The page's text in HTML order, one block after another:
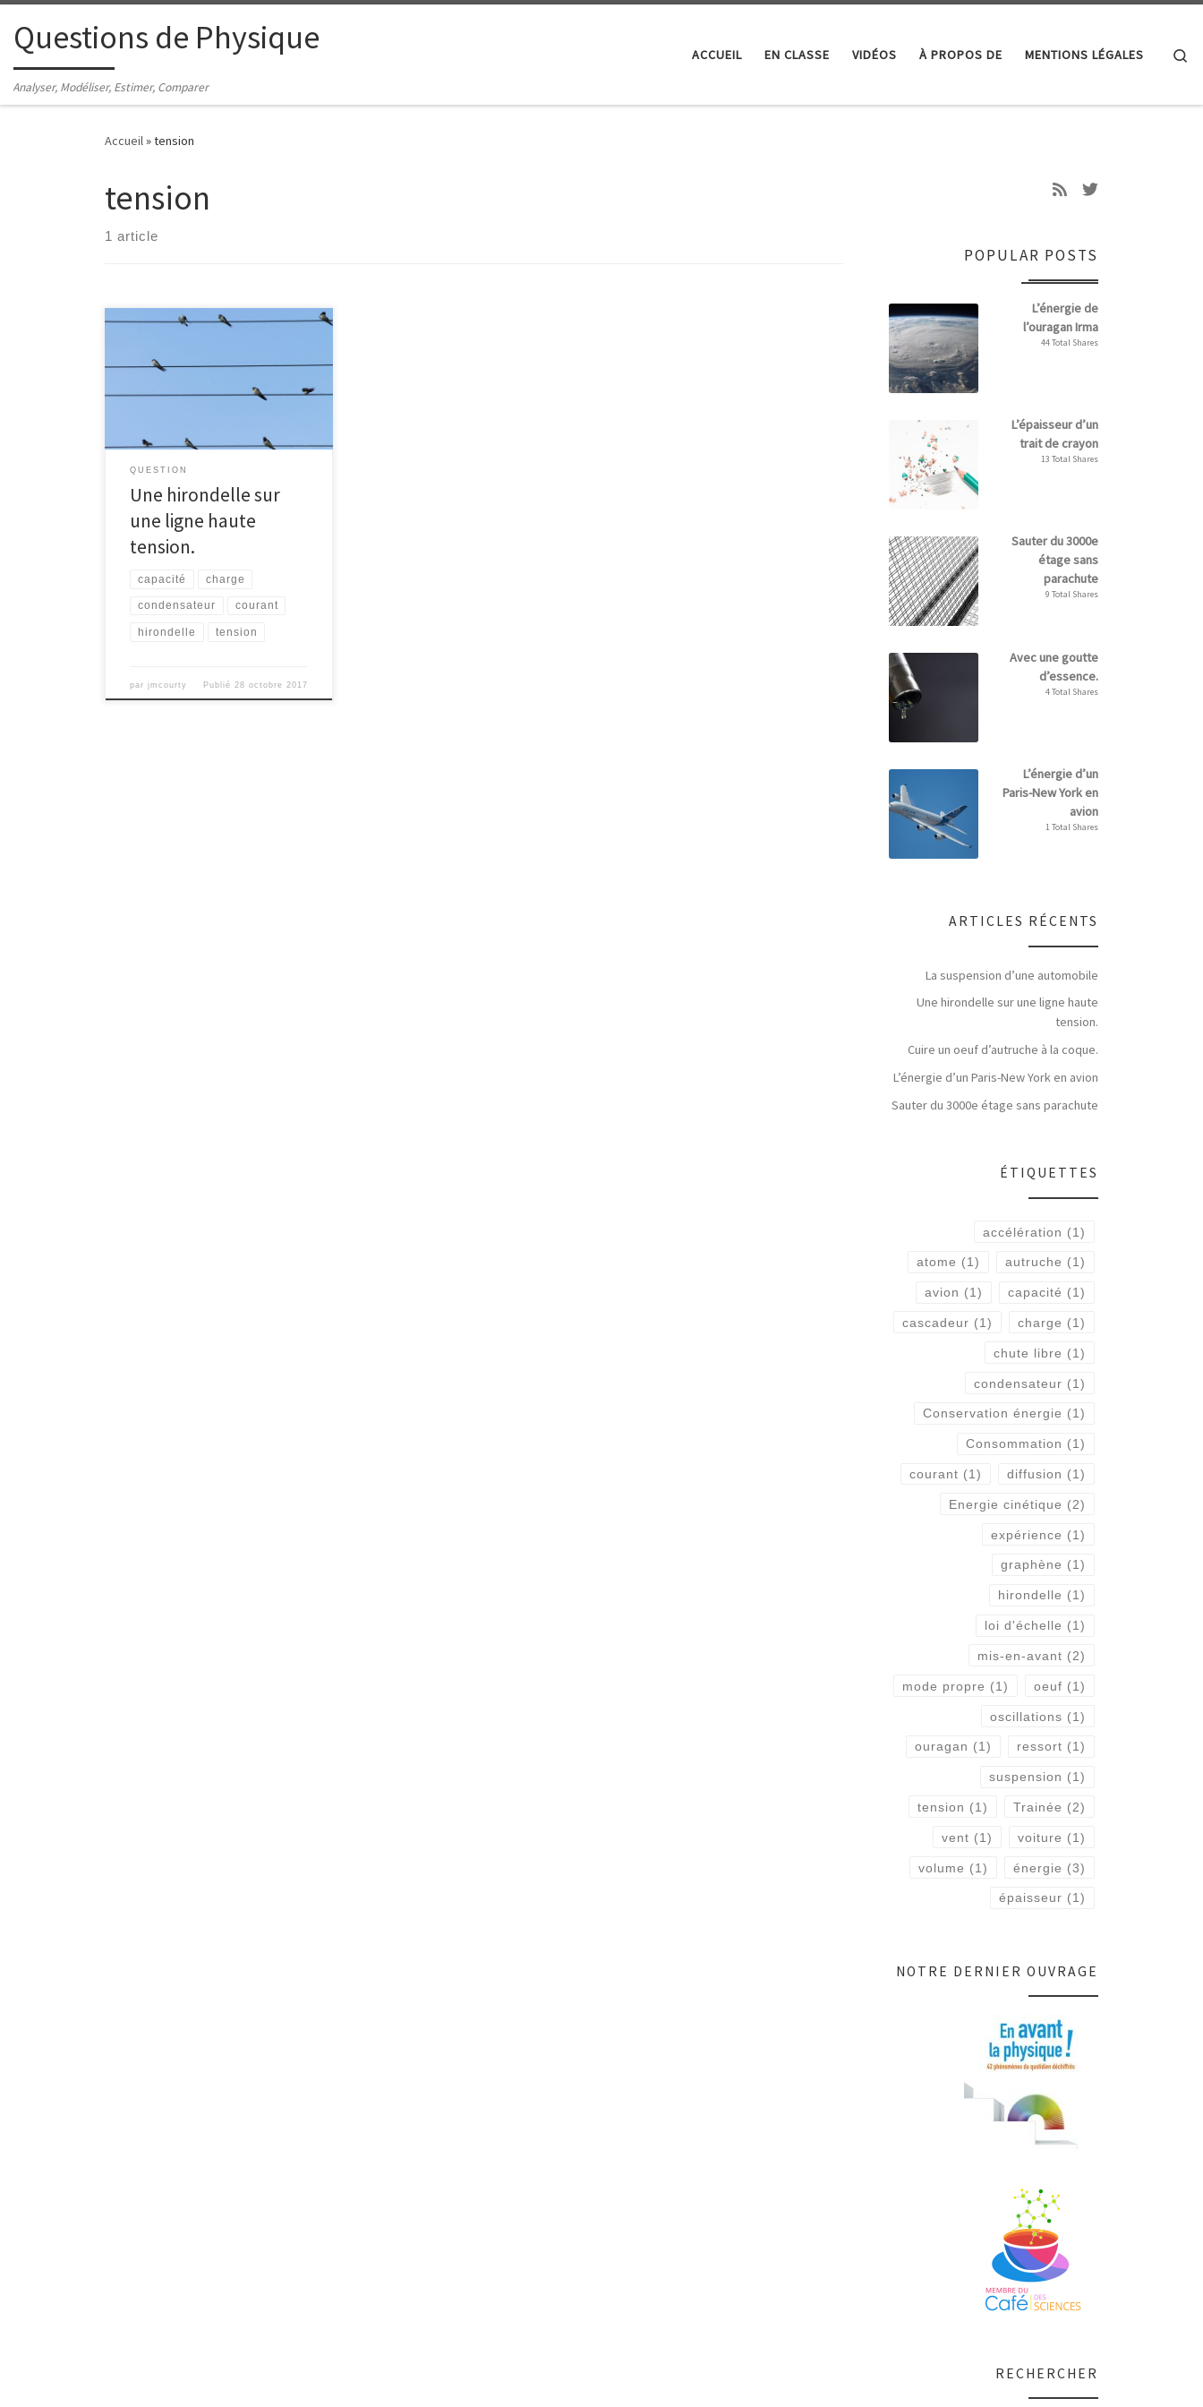
Passer au contenu
Questions de Physique
Analyser, Modéliser, Estimer, Comparer
ACCUEIL EN CLASSE VIDÉOS À PROPOS DE MENTIONS LÉGALES
Accueil»tension
tension
1 article
Quel courant électrique passe par les
une ligne électrique haute tension ?
QUESTION
Une hirondelle sur
une ligne haute
tension.
capacité charge
condensateur courant
hirondelle tension
parjmcourty Publié 28 octobre 2017
POPULAR POSTS
L’énergie de
l’ouragan Irma
44 Total Shares
L’épaisseur d’un
trait de crayon
13 Total Shares
Sauter du 3000e
étage sans
parachute
9 Total Shares
Avec une goutte
d’essence.
4 Total Shares
L’énergie d’un
Paris-New York en
avion
1 Total Shares
ARTICLES RÉCENTS
La suspension d’une automobile
Une hirondelle sur une ligne haute
tension.
Cuire un oeuf d’autruche à la coque.
L’énergie d’un Paris-New York en avion
Sauter du 3000e étage sans parachute
ÉTIQUETTES
accélération (1)
atome (1) autruche (1)
avion (1) capacité (1)
cascadeur (1) charge (1)
chute libre (1)
condensateur (1)
Conservation énergie (1)
Consommation (1)
courant (1) diffusion (1)
Energie cinétique (2)
expérience (1)
graphène (1)
hirondelle (1)
loi d'échelle (1)
mis-en-avant (2)
mode propre (1) oeuf (1)
oscillations (1)
ouragan (1) ressort (1)
suspension (1)
tension (1) Trainée (2)
vent (1) voiture (1)
volume (1) énergie (3)
épaisseur (1)
NOTRE DERNIER OUVRAGE
RECHERCHER